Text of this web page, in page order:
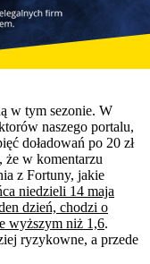
w tym sezonie. W
naszego portalu,
doładowań po 20 zł
że w komentarzu
z Fortuny, jakie
niedzieli 14 maja
dzień, chodzi o
wyższym niż 1,6.
ryzykowne, a przede